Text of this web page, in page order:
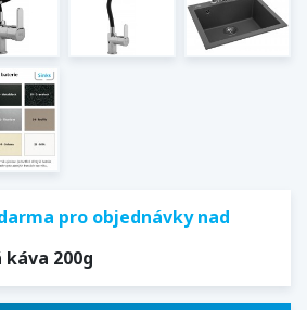
pro objednávky nad
200g